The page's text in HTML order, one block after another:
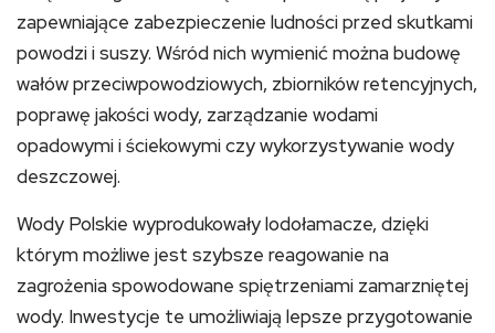
zapewniające zabezpieczenie ludności przed skutkami
powodzi i suszy. Wśród nich wymienić można budowę
wałów przeciwpowodziowych, zbiorników retencyjnych,
poprawę jakości wody, zarządzanie wodami
opadowymi i ściekowymi czy wykorzystywanie wody
deszczowej.
Wody Polskie wyprodukowały lodołamacze, dzięki
którym możliwe jest szybsze reagowanie na
zagrożenia spowodowane spiętrzeniami zamarzniętej
wody. Inwestycje te umożliwiają lepsze przygotowanie